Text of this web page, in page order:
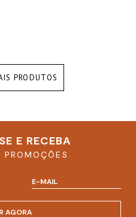
PRODUTOS
E RECEBA
PROMOÇÕES
AGORA